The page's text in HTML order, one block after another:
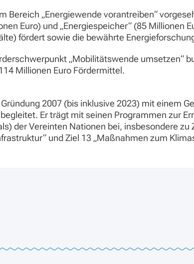
Bereich „Energiewende vorantreiben“
Euro) und „Energiespeicher“ (85 Millionen
fördert sowie die bewährte
„Mobilitätswende umsetzen“
Millionen Euro Fördermittel.
2007 (bis inklusive 2023) mit einem
Er trägt mit seinen Programmen zur
der Vereinten Nationen bei, insbesondere zu
und Ziel 13 „Maßnahmen zum